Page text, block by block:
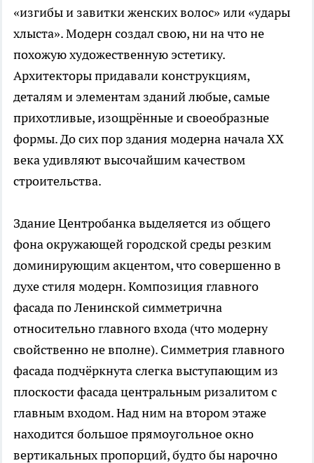
«изгибы и завитки женских волос» или «удары
хлыста». Модерн создал свою, ни на что не
похожую художественную эстетику.
Архитекторы придавали конструкциям,
деталям и элементам зданий любые, самые
прихотливые, изощрённые и своеобразные
формы. До сих пор здания модерна начала ХХ
века удивляют высочайшим качеством
строительства.
Здание Центробанка выделяется из общего
фона окружающей городской среды резким
доминирующим акцентом, что совершенно в
духе стиля модерн. Композиция главного
фасада по Ленинской симметрична
относительно главного входа (что модерну
свойственно не вполне). Симметрия главного
фасада подчёркнута слегка выступающим из
плоскости фасада центральным ризалитом с
главным входом. Над ним на втором этаже
находится большое прямоугольное окно
вертикальных пропорций, будто бы нарочно